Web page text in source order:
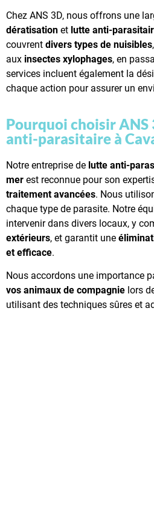
Chez ANS 3D, nous offrons une
dératisation et lutte anti-
couvrent divers types de nuisibles
aux insectes xylophages, en
services incluent également la
chaque action pour assurer un
Pourquoi choisir
anti-parasitaire à
Notre entreprise de lutte anti-
mer est reconnue pour son
traitement avancées. Nous
chaque type de parasite. Notre
intervenir dans divers locaux, y
extérieurs, et garantit une
et efficace.
Nous accordons une importance
vos animaux de compagnie lors
utilisant des techniques sûres et